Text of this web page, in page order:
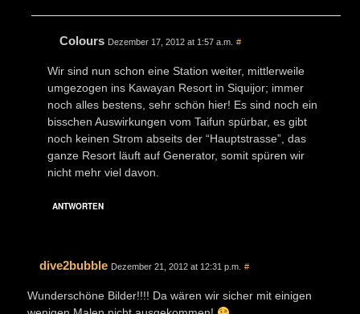
Colours Dezember 17, 2012 at 1:57 a.m. #
Wir sind nun schon eine Station weiter, mittlerweile
umgezogen ins Kawayan Resort in Siquijor; immer
noch alles bestens, sehr schön hier! Es sind noch ein
bisschen Auswirkungen vom Taifun spürbar, es gibt
noch keinen Strom abseits der “Hauptstrasse”, das
ganze Resort läuft auf Generator, somit spüren wir
nicht mehr viel davon.
ANTWORTEN
dive2bubble Dezember 21, 2012 at 12:31 p.m. #
Wunderschöne Bilder!!!! Da wären wir sicher mit einigen